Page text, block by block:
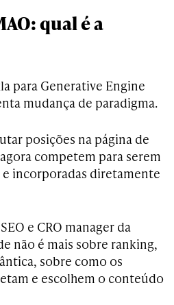
qual é a
para Generative Engine
mudança de paradigma.
posições na página de
competem para serem
incorporadas diretamente
e CRO manager da
não é mais sobre ranking,
sobre como os
e escolhem o conteúdo